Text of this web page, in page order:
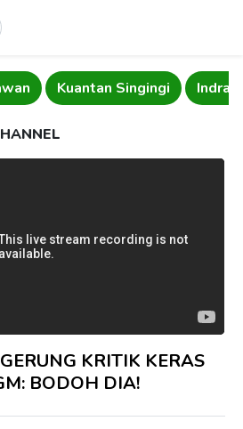
Kuantan Singingi
KRITIK KERAS
BODOH DIA!